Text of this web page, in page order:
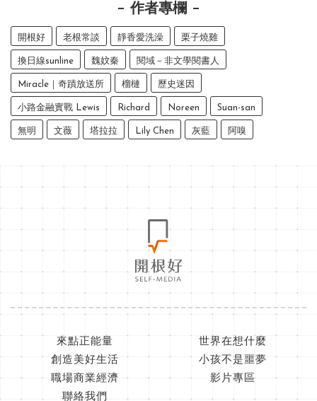
作者專欄
開根好 老根常談 靜香愛洗澡 栗子燒雞
換日線sunline 魏妏秦 閱域－非文學閱書人
Miracle｜奇蹟放送所 榴槤 歷史迷因
小路金融實戰 Lewis Richard Noreen Suan-san
無明 文薇 塔拉拉 Lily Chen 灰藍 阿嗅
來點正能量
世界在想什麼
創造美好生活
小孩不是噩夢
職場商業經濟
影片專區
聯絡我們